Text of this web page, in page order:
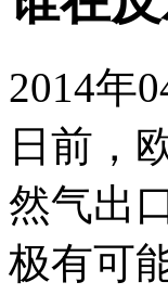
2014年
日前，
然气出
极有可